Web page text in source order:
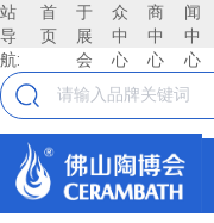
站
导
航:
首
页
于
展
会
众
中
心
商
中
心
闻
中
心